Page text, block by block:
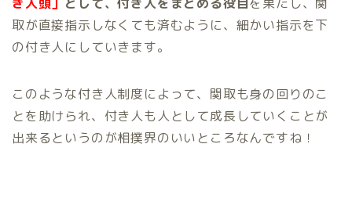
取が直接指示しなくても済むように、細かい指示を下
の付き人にしていきます。
このような付き人制度によって、関取も身の回りのこ
とを助けられ、付き人も人として成長していくことが
出来るというのが相撲界のいいところなんですね！